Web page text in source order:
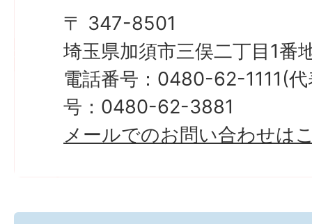
〒 347-8501
埼玉県加須市三俣二丁目1番
電話番号：0480-62-1111(
号：0480-62-3881
メールでのお問い合わせは